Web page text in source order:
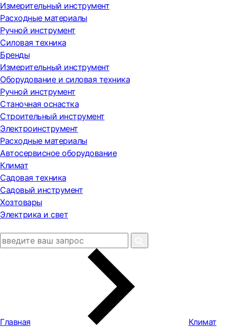
Измерительный инструмент
Расходные материалы
Ручной инструмент
Силовая техника
Бренды
Измерительный инструмент
Оборудование и силовая техника
Ручной инструмент
Станочная оснастка
Строительный инструмент
Электроинструмент
Расходные материалы
Автосервисное оборудование
Климат
Садовая техника
Садовый инструмент
Хозтовары
Электрика и свет
Главная Климат